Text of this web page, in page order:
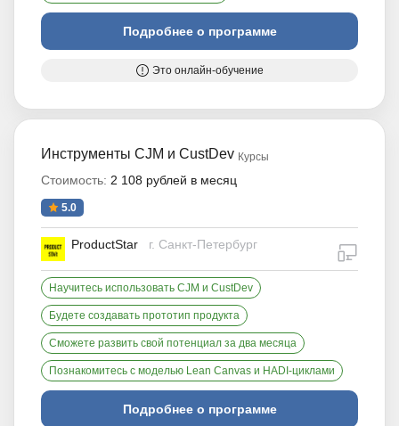
Подробнее о программе
Это онлайн-обучение
Инструменты CJM и CustDev Курсы
Стоимость: 2 108 рублей в месяц
5.0
ProductStar г. Санкт-Петербург
Научитесь использовать CJM и CustDev
Будете создавать прототип продукта
Сможете развить свой потенциал за два месяца
Познакомитесь с моделью Lean Canvas и HADI-циклами
Подробнее о программе